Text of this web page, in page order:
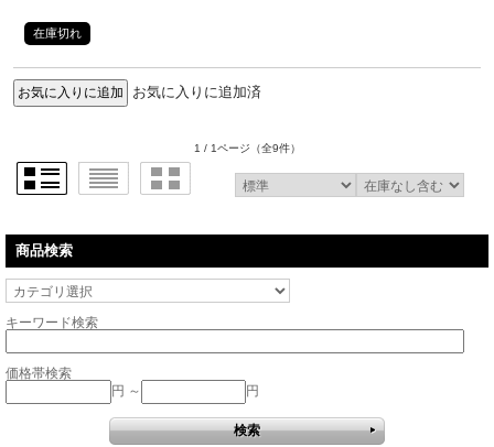
在庫切れ
お気に入りに追加済
1 / 1ページ （全9件）
商品検索
キーワード検索
価格帯検索
円 ～
円